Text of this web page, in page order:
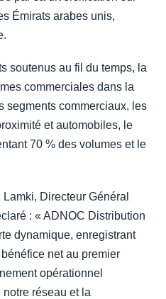
Émirats arabes unis,
soutenus au fil du temps, la
commerciales dans la
segments commerciaux, les
et automobiles, le
70 % des volumes et le
Directeur Général
: « ADNOC Distribution
dynamique, enregistrant
net au premier
opérationnel
notre réseau et la